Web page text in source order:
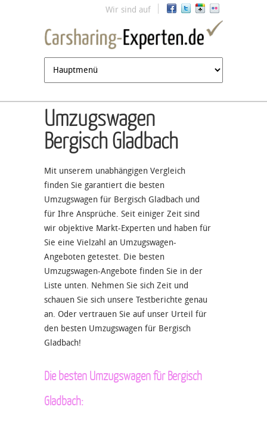
Jump to navigation
Wir sind auf
Umzugswagen
Bergisch Gladbach
Mit unserem unabhängigen Vergleich
finden Sie garantiert die besten
Umzugswagen für Bergisch Gladbach und
für Ihre Ansprüche. Seit einiger Zeit sind
wir objektive Markt-Experten und haben für
Sie eine Vielzahl an Umzugswagen-
Angeboten getestet. Die besten
Umzugswagen-Angebote finden Sie in der
Liste unten. Nehmen Sie sich Zeit und
schauen Sie sich unsere Testberichte genau
an. Oder vertrauen Sie auf unser Urteil für
den besten Umzugswagen für Bergisch
Gladbach!
Die besten Umzugswagen für Bergisch
Gladbach: